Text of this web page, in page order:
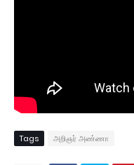
Tags அறிஞர் அண்ணா